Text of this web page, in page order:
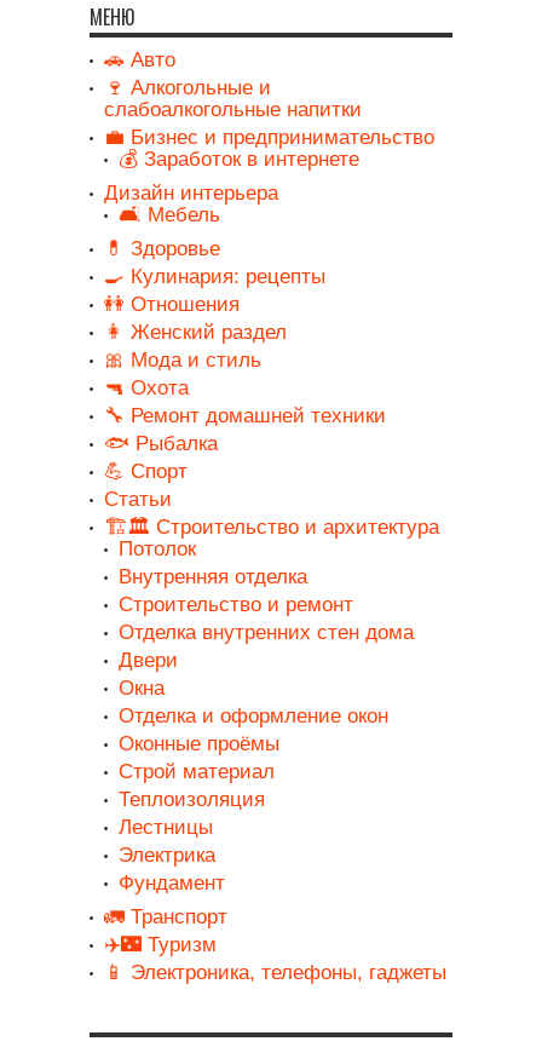
МЕНЮ
🚗 Авто
🍷 Алкогольные и
слабоалкогольные напитки
💼 Бизнес и предпринимательство
💰 Заработок в интернете
Дизайн интерьера
🛋️ Мебель
💊 Здоровье
🍳 Кулинария: рецепты
👭 Отношения
👩 Женский раздел
🎀 Мода и стиль
🔫 Охота
🔧 Ремонт домашней техники
🐟 Рыбалка
💪 Спорт
Статьи
🏗️🏛️ Строительство и архитектура
Потолок
Внутренняя отделка
Строительство и ремонт
Отделка внутренних стен дома
Двери
Окна
Отделка и оформление окон
Оконные проёмы
Строй материал
Теплоизоляция
Лестницы
Электрика
Фундамент
🚛 Транспорт
✈️🌃 Туризм
📱 Электроника, телефоны, гаджеты